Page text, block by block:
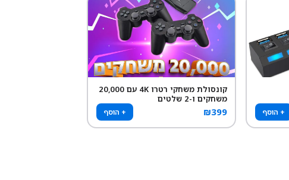
+ הוסף
קונסולת משחקי רטרו 4K עם 20,000
משחקים ו-2 שלטים
₪399 + הוסף